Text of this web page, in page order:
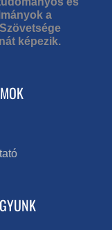
a
képezik.